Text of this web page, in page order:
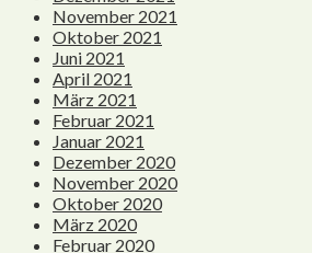
November 2021
Oktober 2021
Juni 2021
April 2021
März 2021
Februar 2021
Januar 2021
Dezember 2020
November 2020
Oktober 2020
März 2020
Februar 2020